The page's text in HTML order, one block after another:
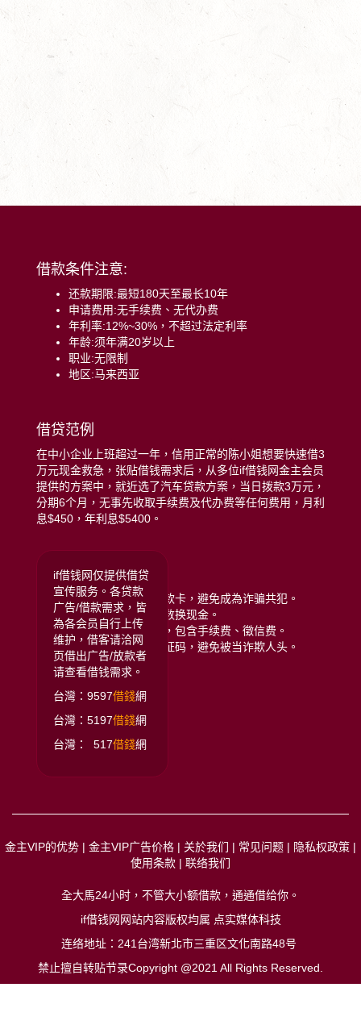
借款条件注意:
还款期限:最短180天至最长10年
申请费用:无手续费、无代办费
年利率:12%~30%，不超过法定利率
年龄:须年满20岁以上
职业:无限制
地区:马来西亚
借贷范例
在中小企业上班超过一年，信用正常的陈小姐想要快速借3
万元现金救急，张贴借钱需求后，从多位if借钱网金主会员
提供的方案中，就近选了汽车贷款方案，当日拨款3万元，
分期6个月，无事先收取手续费及代办费等任何费用，月利
息$450，年利息$5400。
远离贷款诈骗注意:
拒绝给予银行存摺或提款卡，避免成為诈骗共犯。
拒绝任何类型的储值点数换现金。
拒绝给付任何名义费用，包含手续费、徵信费。
拒绝提供门号或手机验证码，避免被当诈欺人头。
if借钱网仅提供借贷
宣传服务。各贷款
广告/借款需求，皆
為各会员自行上传
维护，借客请洽网
页借出广告/放款者
请查看借钱需求。
台灣：9597借錢網
台灣：5197借錢網
台灣： 517借錢網
金主VIP的优势 | 金主VIP广告价格 | 关於我们 | 常见问题 | 隐私权政策 |
使用条款 | 联络我们
全大馬24小时，不管大小额借款，通通借给你 。
if借钱网网站内容版权均属 点实媒体科技
连络地址：241台湾新北市三重区文化南路48号
禁止擅自转贴节录Copyright @2021 All Rights Reserved.